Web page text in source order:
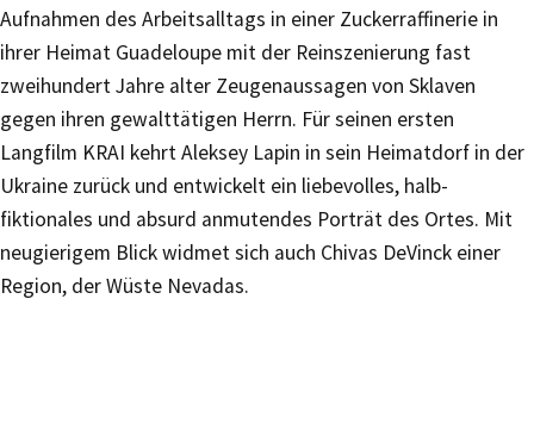
Aufnahmen des Arbeitsalltags in einer Zuckerraffinerie in
ihrer Heimat Guadeloupe mit der Reinszenierung fast
zweihundert Jahre alter Zeugenaussagen von Sklaven
gegen ihren gewalttätigen Herrn. Für seinen ersten
Langfilm KRAI kehrt Aleksey Lapin in sein Heimatdorf in der
Ukraine zurück und entwickelt ein liebevolles, halb-
fiktionales und absurd anmutendes Porträt des Ortes. Mit
neugierigem Blick widmet sich auch Chivas DeVinck einer
Region, der Wüste Nevadas.